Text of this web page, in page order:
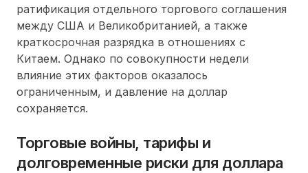
ратификация отдельного торгового соглашения
между США и Великобританией, а также
краткосрочная разрядка в отношениях с
Китаем. Однако по совокупности недели
влияние этих факторов оказалось
ограниченным, и давление на доллар
сохраняется.
Торговые войны, тарифы и
долговременные риски для доллара